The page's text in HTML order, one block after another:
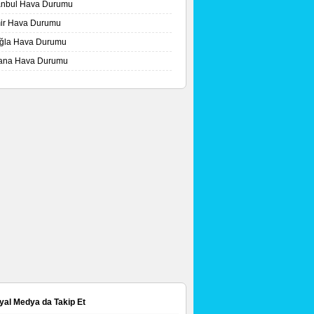
Hava Durumu
Hava Durumu
Hava Durumu
Hava Durumu
Medya da Takip Et